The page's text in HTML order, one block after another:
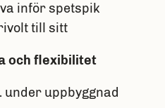
inför spetspik
till sitt
och flexibilitet
under uppbyggnad